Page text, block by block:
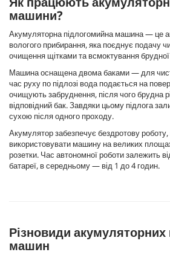
машини?
Акумуляторна підлогомийна машина — це
вологого прибирання, яка поєднує подачу
очищення щітками та всмоктування
Машина оснащена двома баками — для
час руху по підлозі вода подається на
очищують забруднення, після чого брудна
відповідний бак. Завдяки цьому підлога
сухою після одного проходу.
Акумулятор забезпечує бездротову
використовувати машину на великих
розетки. Час автономної роботи залежить
батареї, в середньому — від 1 до 4 годин.
Різновиди
машин